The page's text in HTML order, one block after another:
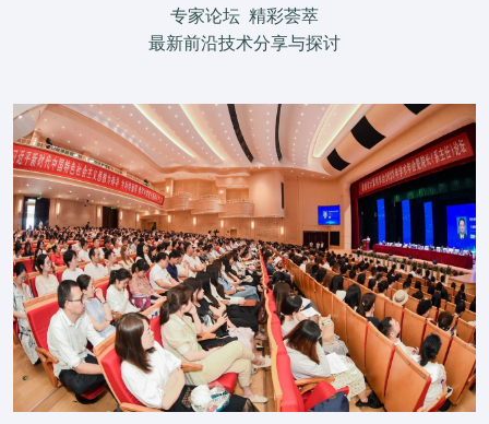
专家论坛 精彩荟萃
最新前沿技术分享与探讨